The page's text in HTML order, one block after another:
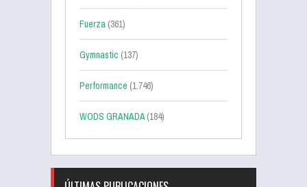
Fuerza (361)
Gymnastic (137)
Performance (1.746)
WODS GRANADA(184)